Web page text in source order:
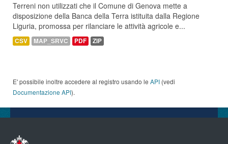
Terreni non utilizzati che il Comune di Genova mette a
disposizione della Banca della Terra istituita dalla Regione
Liguria, promossa per rilanciare le attività agricole e...
CSV MAP_SRVC PDF ZIP
E' possibile inoltre accedere al registro usando le API (vedi
Documentazione API).